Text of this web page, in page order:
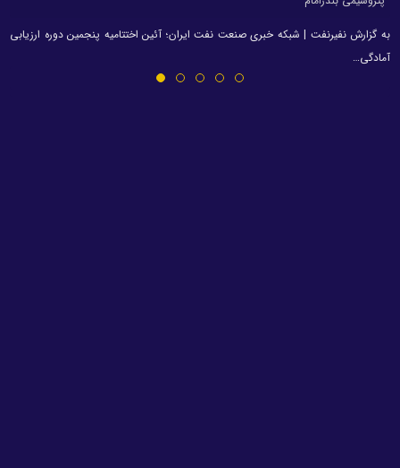
به گزارش نفیرنفت | شبکه خبری صنعت نفت ایران؛ آئین اختتامیه پنجمین دوره ارزیابی
آمادگی…